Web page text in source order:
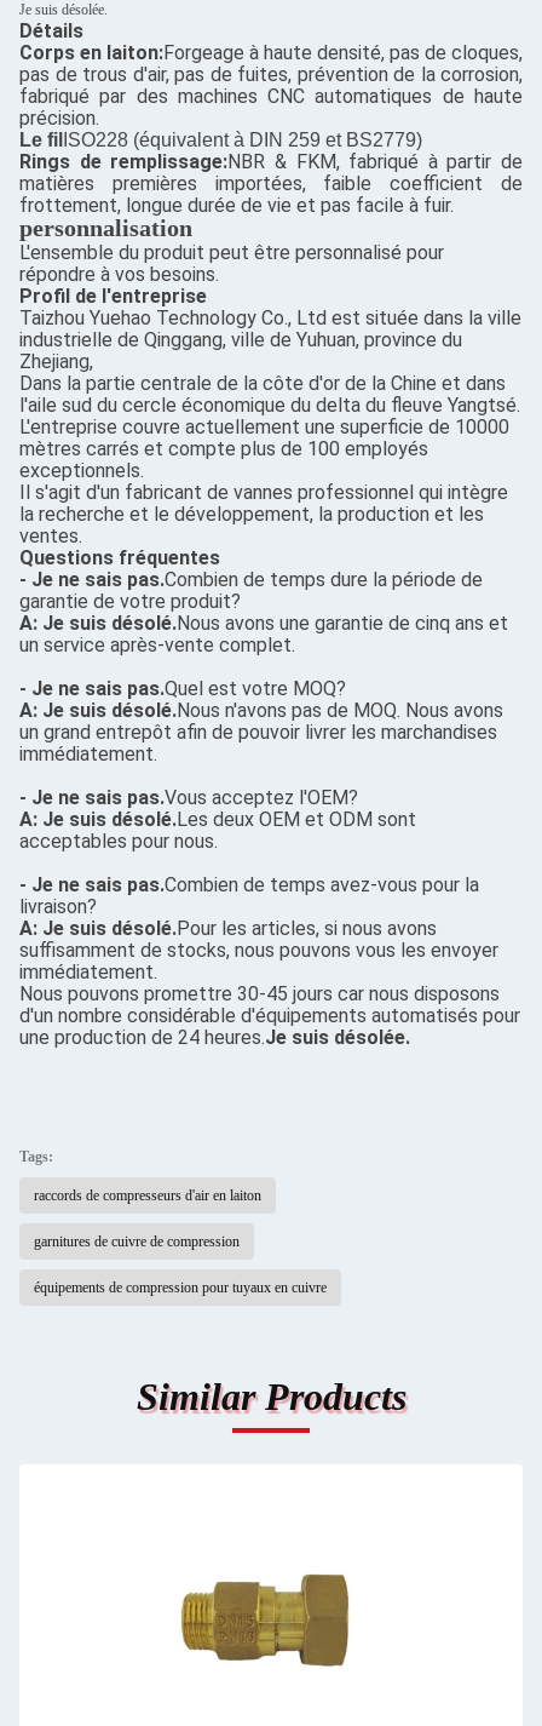
Je suis désolée.
Détails
Corps en laiton:Forgeage à haute densité, pas de cloques,
pas de trous d'air, pas de fuites, prévention de la corrosion,
fabriqué par des machines CNC automatiques de haute
précision.
Le fil ISO228 (équivalent à DIN 259 et BS2779)
Rings de remplissage:NBR & FKM, fabriqué à partir de
matières premières importées, faible coefficient de
frottement, longue durée de vie et pas facile à fuir.
personnalisation
L'ensemble du produit peut être personnalisé pour
répondre à vos besoins.
Profil de l'entreprise
Taizhou Yuehao Technology Co., Ltd est située dans la ville
industrielle de Qinggang, ville de Yuhuan, province du
Zhejiang,
Dans la partie centrale de la côte d'or de la Chine et dans
l'aile sud du cercle économique du delta du fleuve Yangtsé.
L'entreprise couvre actuellement une superficie de 10000
mètres carrés et compte plus de 100 employés
exceptionnels.
Il s'agit d'un fabricant de vannes professionnel qui intègre
la recherche et le développement, la production et les
ventes.
Questions fréquentes
- Je ne sais pas.Combien de temps dure la période de
garantie de votre produit?
A: Je suis désolé.Nous avons une garantie de cinq ans et
un service après-vente complet.
- Je ne sais pas.Quel est votre MOQ?
A: Je suis désolé.Nous n'avons pas de MOQ. Nous avons
un grand entrepôt afin de pouvoir livrer les marchandises
immédiatement.
- Je ne sais pas.Vous acceptez l'OEM?
A: Je suis désolé.Les deux OEM et ODM sont
acceptables pour nous.
- Je ne sais pas.Combien de temps avez-vous pour la
livraison?
A: Je suis désolé.Pour les articles, si nous avons
suffisamment de stocks, nous pouvons vous les envoyer
immédiatement.
Nous pouvons promettre 30-45 jours car nous disposons
d'un nombre considérable d'équipements automatisés pour
une production de 24 heures.Je suis désolée.
Tags:
raccords de compresseurs d'air en laiton
garnitures de cuivre de compression
équipements de compression pour tuyaux en cuivre
Similar Products